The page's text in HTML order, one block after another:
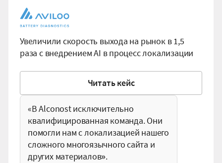
Увеличили скорость выхода на рынок в 1,5
раза с внедрением AI в процесс локализации
Читать кейс
«В Alconost исключительно
квалифицированная команда. Они
помогли нам с локализацией нашего
сложного многоязычного сайта и
других материалов».